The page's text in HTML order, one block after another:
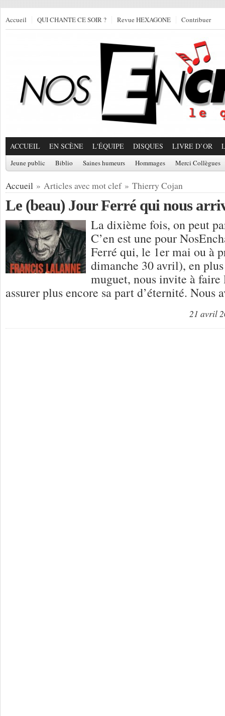
Accueil QUI CHANTE CE SOIR ? Revue HEXAGONE Contribuer
ACCUEIL EN SCÈNE L'ÉQUIPE DISQUES LIVRE D’OR
Jeune public Biblio Saines humeurs Hommages Merci Collègues
Accueil » Articles avec mot clef » Thierry Cojan
Le (beau) Jour Ferré qui nous
La dixième fois, on peut
C’en est une pour
Ferré qui, le 1er mai ou à
dimanche 30 avril), en
muguet, nous invite à
assurer plus encore sa part d’éternité.
21 avril